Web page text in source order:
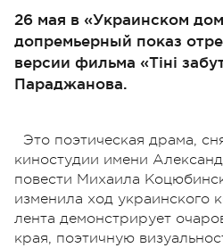
26 мая в «Украинском
допремьерный показ
версии фильма «Тіні
Параджанова.
Это поэтическая драма,
киностудии имени
повести Михаила
изменила ход украинского
лента демонстрирует
края, поэтичную